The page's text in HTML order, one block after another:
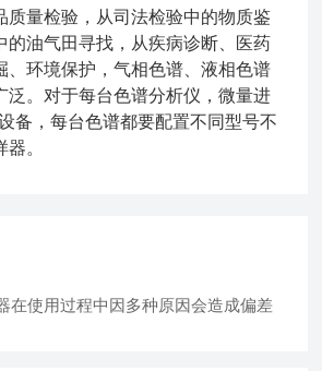
质量检验，从司法检验中的物质鉴
的油气田寻找，从疾病诊断、医药
、环境保护，气相色谱、液相色谱
泛。对于每台色谱分析仪，微量进
备，每台色谱都要配置不同型号不
。
在使用过程中因多种原因会造成偏差